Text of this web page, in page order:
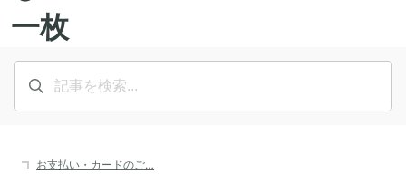
お支払い・カードのご…